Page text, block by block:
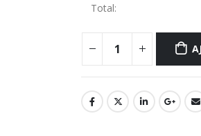
Total: